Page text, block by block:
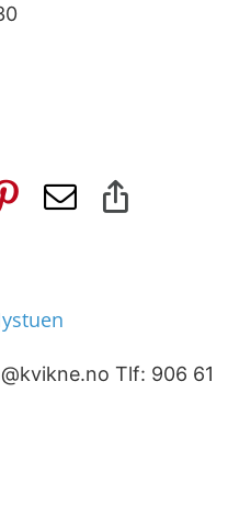
Pinterest
E-
Tlf: 906 61